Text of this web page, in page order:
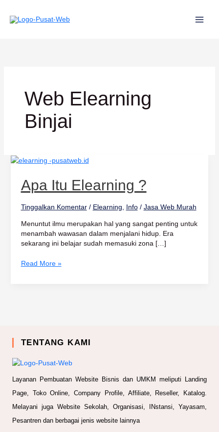
konten
Web Elearning
Binjai
Apa Itu Elearning ?
Tinggalkan Komentar / Elearning, Info/ Jasa Web Murah
Menuntut ilmu merupakan hal yang sangat penting untuk
menambah wawasan dalam menjalani hidup. Era
sekarang ini belajar sudah memasuki zona […]
Apa
Elearning
?
Read More »
TENTANG KAMI
Layanan Pembuatan Website Bisnis dan UMKM meliputi Landing
Page, Toko Online, Company Profile, Affiliate, Reseller, Katalog.
Melayani juga Website Sekolah, Organisasi, INstansi, Yayasam,
Pesantren dan berbagai jenis website lainnya